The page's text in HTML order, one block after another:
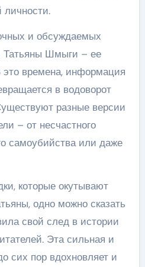
и обсуждаемых
Татьяны Шмыги – ее
это времена, информация
в водоворот
разные версии
– от несчастного
самоубийства или даже
которые окутывают
одно можно сказать
свой след в истории
Эта сильная и
сих пор вдохновляет и